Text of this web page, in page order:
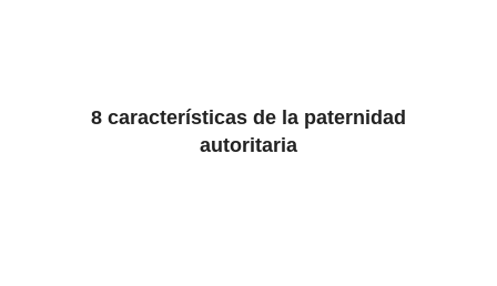
8 características de la paternidad
autoritaria